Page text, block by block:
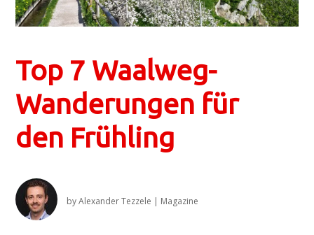
Top 7 Waalweg-
Wanderungen für
den Frühling
byAlexander Tezzele | Magazine